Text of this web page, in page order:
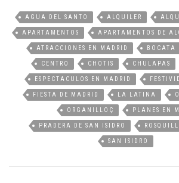
AGUA DEL SANTO ALQUILER
APARTAMENTOS APARTAMENTOS DE
ATRACCIONES EN MADRID BOCATA
CENTRO CHOTIS CHULAPAS
ESPECTACULOS EN MADRID
FIESTA DE MADRID LA LATINA
ORGANILLOÇ PLANES EN
PRADERA DE SAN ISIDRO
SAN ISIDRO